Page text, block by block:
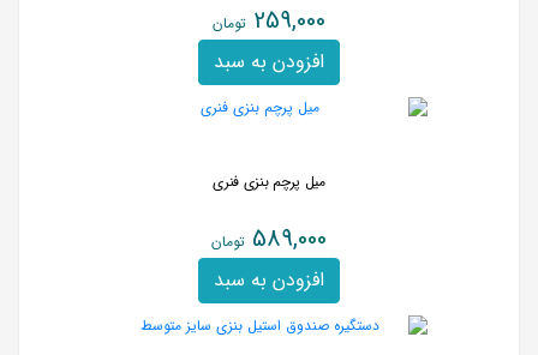
259,000 تومان
افزودن به سبد
میل پرچم بنزی فنری
589,000 تومان
افزودن به سبد